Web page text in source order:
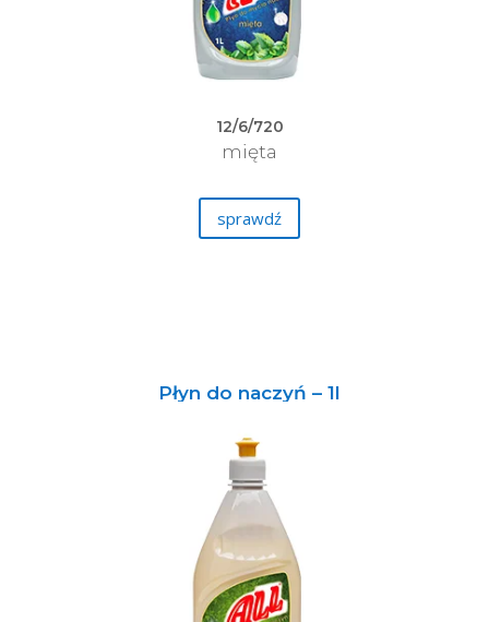
12/6/720
mięta
sprawdź
Płyn do naczyń – 1l